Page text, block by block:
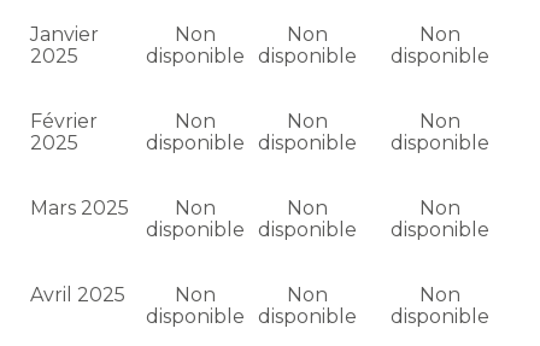
Janvier
2025
Non
disponible
Non
disponible
Non
disponible
Février
2025
Non
disponible
Non
disponible
Non
disponible
Mars 2025
Non
disponible
Non
disponible
Non
disponible
Avril 2025
Non
disponible
Non
disponible
Non
disponible